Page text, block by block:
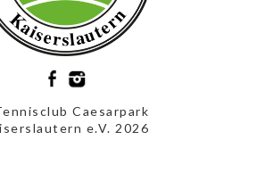
Caesarpark
e.V. 2026